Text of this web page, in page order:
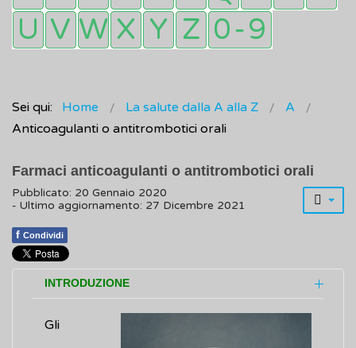
Sei qui: Home La salute dalla A alla Z
A
Anticoagulanti o antitrombotici orali
Farmaci anticoagulanti o antitrombotici orali
Pubblicato: 20 Gennaio 2020
- Ultimo aggiornamento: 27 Dicembre 2021
f Condividi
INTRODUZIONE
Gli